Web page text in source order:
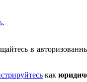
.
в
как